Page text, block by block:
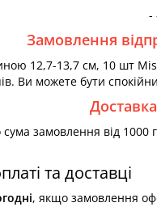
-
Замовлення
12,7-13,7 см, 10 шт
Ви можете бути
замовлення від 1000
та доставці
, якщо замовлення